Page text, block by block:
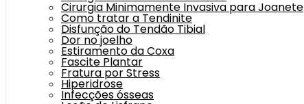
Cirurgia Minimamente Invasiva para Joanete
Como tratar a Tendinite
Disfunção do Tendão Tibial
Dor no joelho
Estiramento da Coxa
Fascite Plantar
Fratura por Stress
Hiperidrose
Infecções ósseas